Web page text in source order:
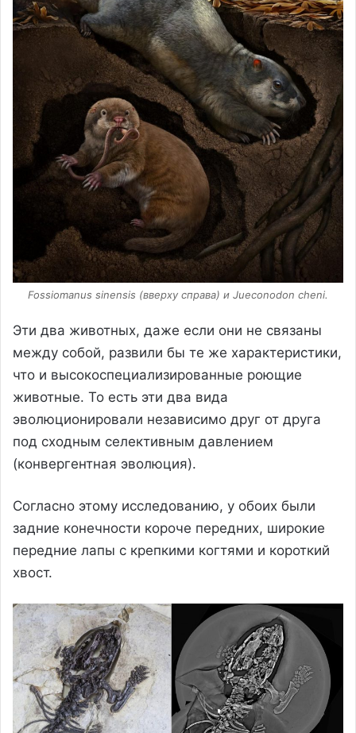
Fossiomanus sinensis (вверху справа) и Jueconodon cheni.
Эти два животных, даже если они не связаны
между собой, развили бы те же характеристики,
что и высокоспециализированные роющие
животные. То есть эти два вида
эволюционировали независимо друг от друга
под сходным селективным давлением
(конвергентная эволюция).
Согласно этому исследованию, у обоих были
задние конечности короче передних, широкие
передние лапы с крепкими когтями и короткий
хвост.